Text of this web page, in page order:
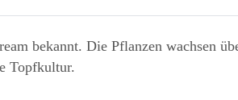
bekannt. Die Pflanzen wachsen
Topfkultur.